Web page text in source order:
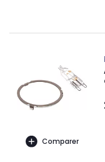
Comparer